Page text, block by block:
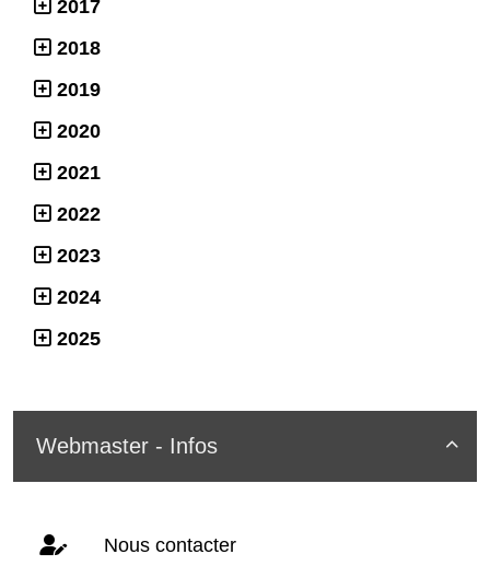
2017
2018
2019
2020
2021
2022
2023
2024
2025

Webmaster - Infos
Nous contacter